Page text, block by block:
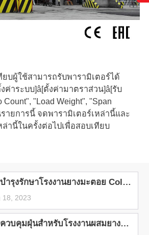
บผู้ใช้สามารถรับพารามิเตอร์ได้
ค่าระบบ]â[ตั้งค่ามาตราส่วน]â[รับ
"Load Weight", "Span
ายการนี้ จดพารามิเตอร์เหล่านี้และ
านี้ในครั้งต่อไปเพื่อสอบเทียบ
วิธีการบํารุงรักษาโรงงานยางมะตอย Cold Feeder?
18, 2023
วิธีการควบคุมฝุ่นสําหรับโรงงานผสมยางมะตอย?